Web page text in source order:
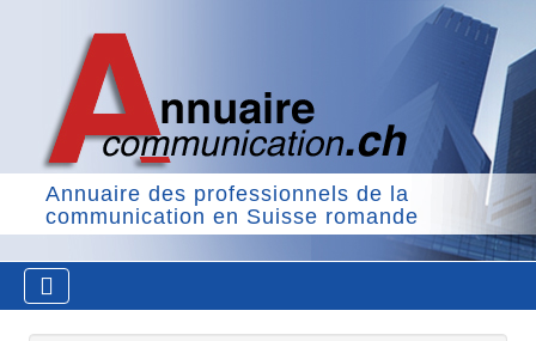
Annuaire des professionnels de la
communication en Suisse romande